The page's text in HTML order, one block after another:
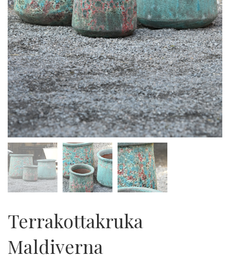
Terrakottakruka
Maldiverna